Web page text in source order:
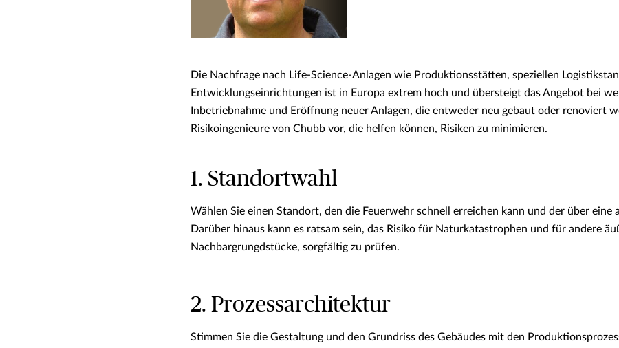
Die Nachfrage nach Life-Science-Anlagen wie Produktionsstätten, speziellen
Entwicklungseinrichtungen ist in Europa extrem hoch und übersteigt das Angebot bei
Inbetriebnahme und Eröffnung neuer Anlagen, die entweder neu gebaut oder renoviert
Risikoingenieure von Chubb vor, die helfen können, Risiken zu minimieren.
1. Standortwahl
Wählen Sie einen Standort, den die Feuerwehr schnell erreichen kann und der über eine
Darüber hinaus kann es ratsam sein, das Risiko für Naturkatastrophen und für andere
Nachbargrungdstücke, sorgfältig zu prüfen.
2. Prozessarchitektur
Stimmen Sie die Gestaltung und den Grundriss des Gebäudes mit den